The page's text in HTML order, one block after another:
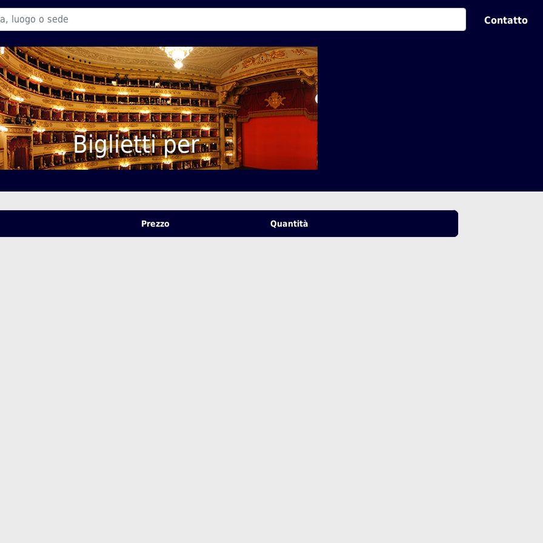
Contatto
Biglietti per
Prezzo Quantità